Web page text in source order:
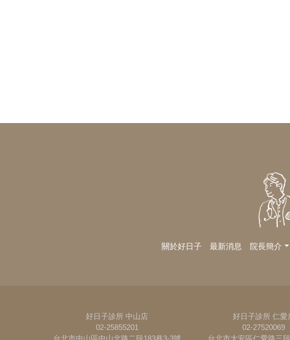
關於好日子 最新消息 院長簡介
好日子診所 中山店
02-25855201
台北市中山區中山北路二段183巷3-3號
好日子診所 仁愛
02-27520069
台北市大安區仁愛路三